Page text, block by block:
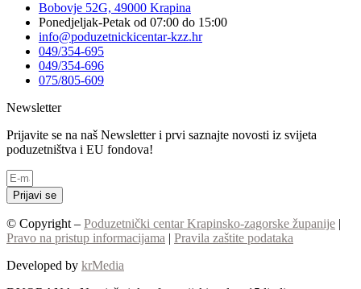
Bobovje 52G, 49000 Krapina
Ponedjeljak-Petak od 07:00 do 15:00
info@poduzetnickicentar-kzz.hr
049/354-695
049/354-696
075/805-609
Newsletter
Prijavite se na naš Newsletter i prvi saznajte novosti iz svijeta
poduzetništva i EU fondova!
Prijavi se
© Copyright – Poduzetnički centar Krapinsko-zagorske županije |
Pravo na pristup informacijama | Pravila zaštite podataka
Developed by krMedia